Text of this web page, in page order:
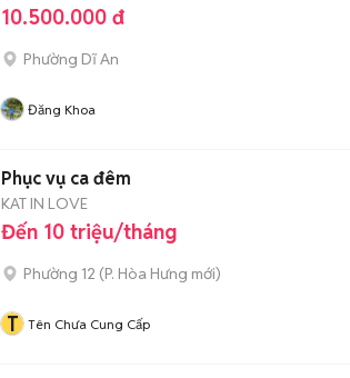
10.500.000 đ
Phường Dĩ An
Đăng Khoa
Phục vụ ca đêm
KAT IN LOVE
Đến 10 triệu/tháng
Phường 12 (P. Hòa Hưng mới)
T Tên Chưa Cung Cấp